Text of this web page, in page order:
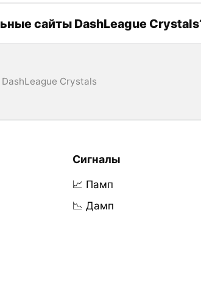
сайты DashLeague
DashLeague Crystals
Сигналы
📈 Памп
📉 Дамп